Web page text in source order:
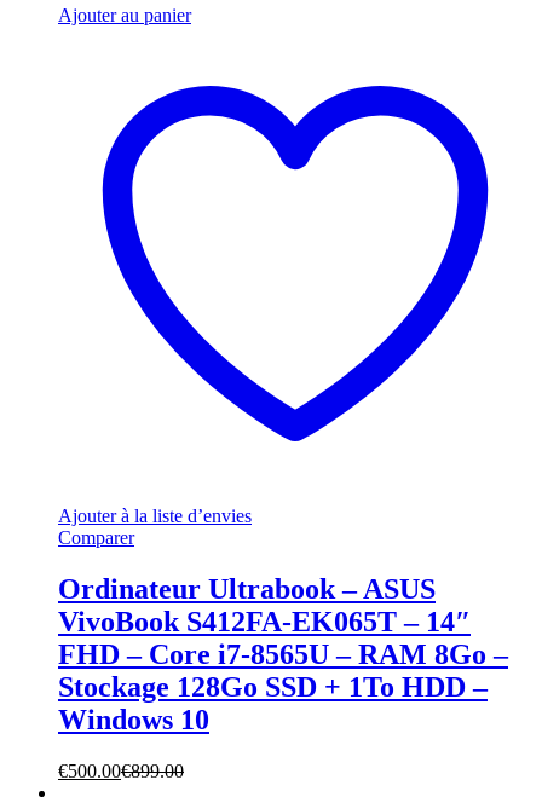
Ajouter au panier
Ajouter à la liste d’envies
Comparer
Ordinateur Ultrabook – ASUS
VivoBook S412FA-EK065T – 14″
FHD – Core i7-8565U – RAM 8Go –
Stockage 128Go SSD + 1To HDD –
Windows 10
€500.00€899.00